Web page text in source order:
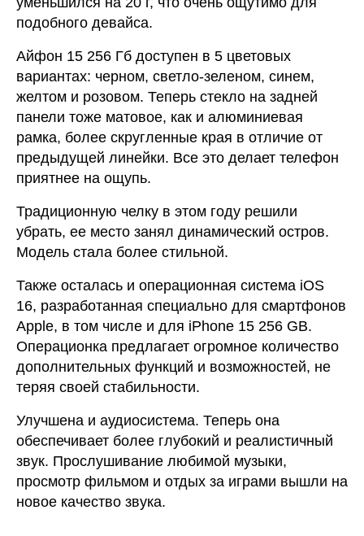
подобного девайса.
Айфон 15 256 Гб доступен в 5 цветовых
вариантах: черном, светло-зеленом, синем,
желтом и розовом. Теперь стекло на задней
панели тоже матовое, как и алюминиевая
рамка, более скругленные края в отличие от
предыдущей линейки. Все это делает телефон
приятнее на ощупь.
Традиционную челку в этом году решили
убрать, ее место занял динамический остров.
Модель стала более стильной.
Также осталась и операционная система iOS
16, разработанная специально для смартфонов
Apple, в том числе и для iPhone 15 256 GB.
Операционка предлагает огромное количество
дополнительных функций и возможностей, не
теряя своей стабильности.
Улучшена и аудиосистема. Теперь она
обеспечивает более глубокий и реалистичный
звук. Прослушивание любимой музыки,
просмотр фильмом и отдых за играми вышли на
новое качество звука.